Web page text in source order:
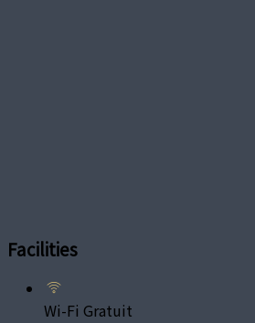
Facilities
Wi-Fi Gratuit